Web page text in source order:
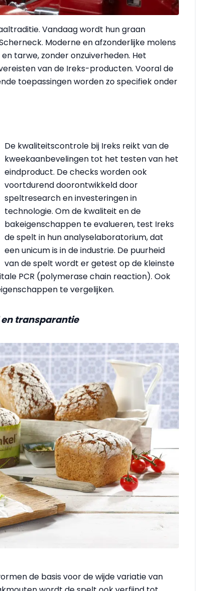
Vandaag wordt hun graan
Moderne en afzonderlijke molens
tarwe, zonder onzuiverheden. Het
van de Ireks-producten. Vooral de
toepassingen worden zo specifiek onder
De kwaliteitscontrole bij Ireks reikt van de
kweekaanbevelingen tot het testen van het
eindproduct. De checks worden ook
voortdurend doorontwikkeld door
speltresearch en investeringen in
technologie. Om de kwaliteit en de
bakeigenschappen te evalueren, test Ireks
de spelt in hun analyselaboratorium, dat
een unicum is in de industrie. De puurheid
van de spelt wordt er getest op de kleinste
PCR (polymerase chain reaction). Ook
te vergelijken.
transparantie
de basis voor de wijde variatie van